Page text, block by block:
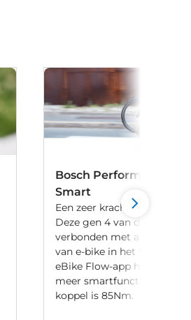
Bosch Performance
Smart
Een zeer krachtige motor
Deze gen 4 van de CX is
verbonden met andere
van e-bike in het Smart
eBike Flow-app heb je
meer smartfuncties. De
koppel is 85Nm.